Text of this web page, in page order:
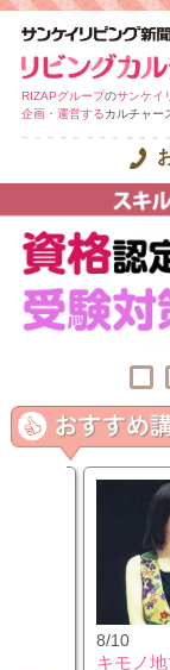
RIZAPグループのサンケイ
企画・運営するカルチャー
8/10
キモノ